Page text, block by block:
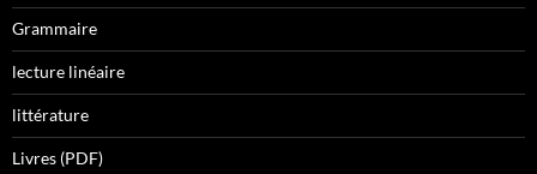
Grammaire
lecture linéaire
littérature
Livres (PDF)